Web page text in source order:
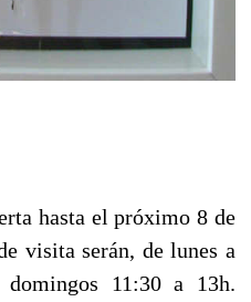
hasta el próximo 8 de
visita serán, de lunes a
11:30 a 13h.